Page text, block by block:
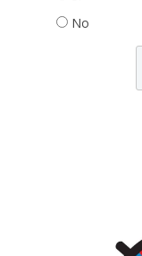
No